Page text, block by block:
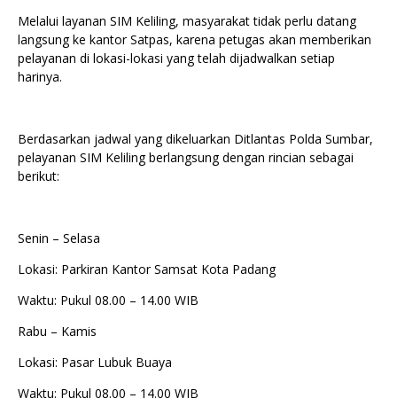
Melalui layanan SIM Keliling, masyarakat tidak perlu datang
langsung ke kantor Satpas, karena petugas akan memberikan
pelayanan di lokasi-lokasi yang telah dijadwalkan setiap
harinya.
Berdasarkan jadwal yang dikeluarkan Ditlantas Polda Sumbar,
pelayanan SIM Keliling berlangsung dengan rincian sebagai
berikut:
Senin – Selasa
Lokasi: Parkiran Kantor Samsat Kota Padang
Waktu: Pukul 08.00 – 14.00 WIB
Rabu – Kamis
Lokasi: Pasar Lubuk Buaya
Waktu: Pukul 08.00 – 14.00 WIB